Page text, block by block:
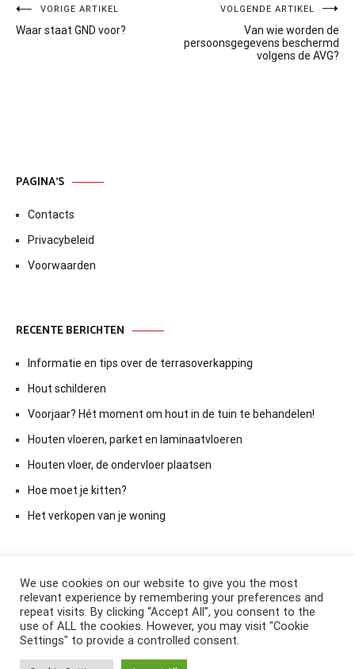
Bericht
navigatie
VORIGE ARTIKEL
Waar staat GND voor?
VOLGENDE ARTIKEL
Van wie worden de
persoonsgegevens beschermd
volgens de AVG?
PAGINA’S
Contacts
Privacybeleid
Voorwaarden
RECENTE BERICHTEN
Informatie en tips over de terrasoverkapping
Hout schilderen
Voorjaar? Hét moment om hout in de tuin te behandelen!
Houten vloeren, parket en laminaatvloeren
Houten vloer, de ondervloer plaatsen
Hoe moet je kitten?
Het verkopen van je woning
Copyright © 2026ElkAntwoord.com
We use cookies on our website to give you the most
relevant experience by remembering your preferences and
repeat visits. By clicking “Accept All”, you consent to the
use of ALL the cookies. However, you may visit "Cookie
Settings" to provide a controlled consent.